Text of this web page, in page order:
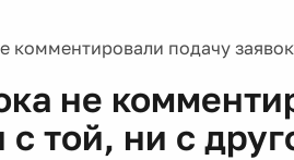
комментировали подачу
не
той, ни с